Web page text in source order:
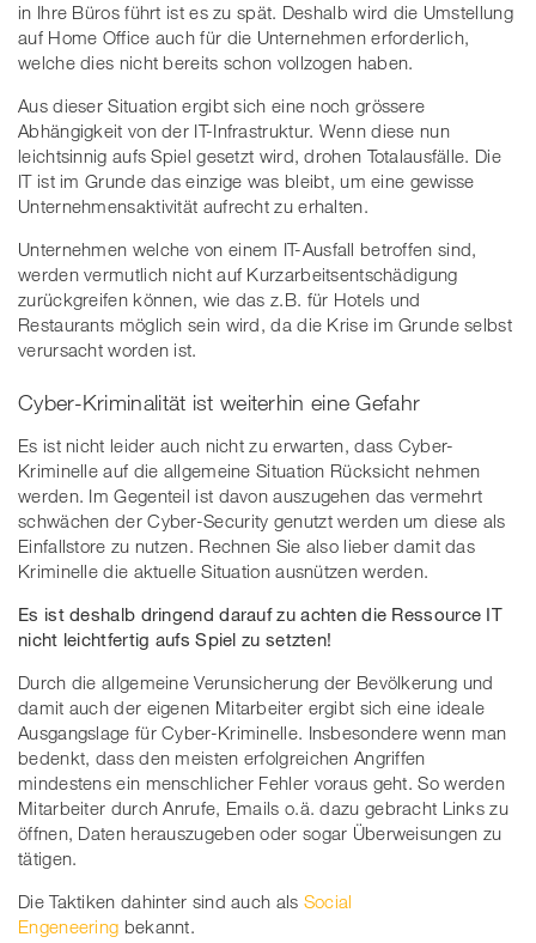
in Ihre Büros führt ist es zu spät. Deshalb wird die Umstellung
auf Home Office auch für die Unternehmen erforderlich,
welche dies nicht bereits schon vollzogen haben.
Aus dieser Situation ergibt sich eine noch grössere
Abhängigkeit von der IT-Infrastruktur. Wenn diese nun
leichtsinnig aufs Spiel gesetzt wird, drohen Totalausfälle. Die
IT ist im Grunde das einzige was bleibt, um eine gewisse
Unternehmensaktivität aufrecht zu erhalten.
Unternehmen welche von einem IT-Ausfall betroffen sind,
werden vermutlich nicht auf Kurzarbeitsentschädigung
zurückgreifen können, wie das z.B. für Hotels und
Restaurants möglich sein wird, da die Krise im Grunde selbst
verursacht worden ist.
Cyber-Kriminalität ist weiterhin eine Gefahr
Es ist nicht leider auch nicht zu erwarten, dass Cyber-
Kriminelle auf die allgemeine Situation Rücksicht nehmen
werden. Im Gegenteil ist davon auszugehen das vermehrt
schwächen der Cyber-Security genutzt werden um diese als
Einfallstore zu nutzen. Rechnen Sie also lieber damit das
Kriminelle die aktuelle Situation ausnützen werden.
Es ist deshalb dringend darauf zu achten die Ressource IT
nicht leichtfertig aufs Spiel zu setzten!
Durch die allgemeine Verunsicherung der Bevölkerung und
damit auch der eigenen Mitarbeiter ergibt sich eine ideale
Ausgangslage für Cyber-Kriminelle. Insbesondere wenn man
bedenkt, dass den meisten erfolgreichen Angriffen
mindestens ein menschlicher Fehler voraus geht. So werden
Mitarbeiter durch Anrufe, Emails o.ä. dazu gebracht Links zu
öffnen, Daten herauszugeben oder sogar Überweisungen zu
tätigen.
Die Taktiken dahinter sind auch als Social
Engeneering bekannt.